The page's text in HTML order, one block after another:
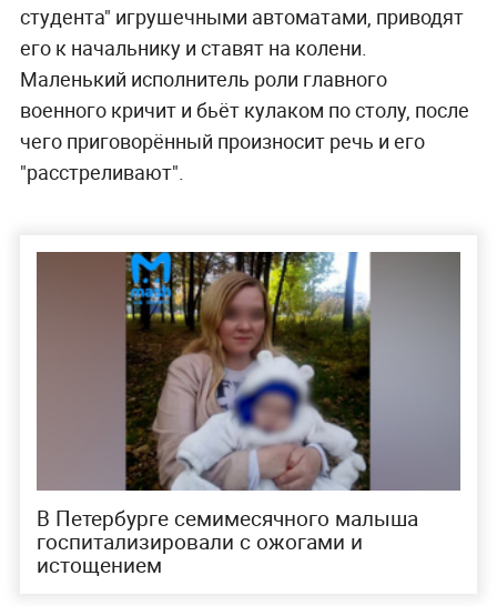
студента" игрушечными автоматами, приводят
его к начальнику и ставят на колени.
Маленький исполнитель роли главного
военного кричит и бьёт кулаком по столу, после
чего приговорённый произносит речь и его
"расстреливают".
В Петербурге семимесячного малыша
госпитализировали с ожогами и
истощением